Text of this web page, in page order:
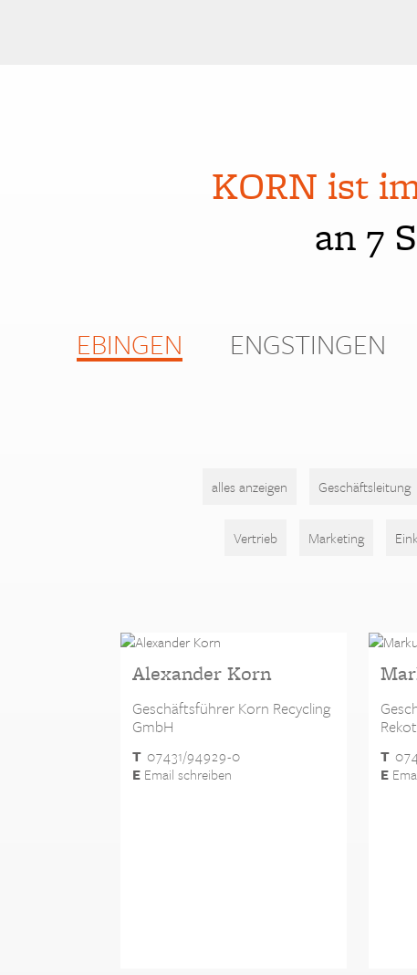
KORN ist
an 7
EBINGEN ENGSTINGEN
alles anzeigen Geschäftsleitung
Vertrieb Marketing
Alexander Korn
Geschäftsführer Korn Recycling
GmbH
T 07431/94929-0
EEmail schreiben
T
E